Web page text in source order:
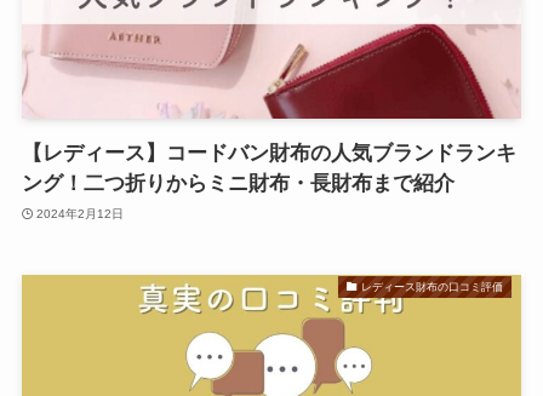
【レディース】コードバン財布の人気ブランドランキ
ング！二つ折りからミニ財布・長財布まで紹介
2024年2月12日
レディース財布の口コミ評価